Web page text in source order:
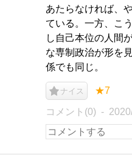
あたらなければ、
ている。一方、こ
し自己本位の人間
な専制政治が形を
係でも同じ。
ナイス ★7
コメント(0)